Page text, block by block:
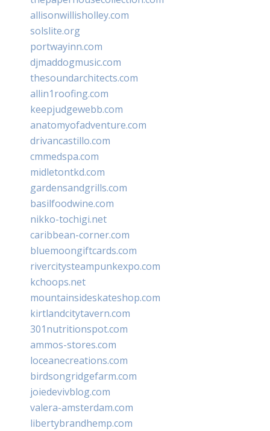
allisonwillisholley.com
solslite.org
portwayinn.com
djmaddogmusic.com
thesoundarchitects.com
allin1roofing.com
keepjudgewebb.com
anatomyofadventure.com
drivancastillo.com
cmmedspa.com
midletontkd.com
gardensandgrills.com
basilfoodwine.com
nikko-tochigi.net
caribbean-corner.com
bluemoongiftcards.com
rivercitysteampunkexpo.com
kchoops.net
mountainsideskateshop.com
kirtlandcitytavern.com
301nutritionspot.com
ammos-stores.com
loceanecreations.com
birdsongridgefarm.com
joiedevivblog.com
valera-amsterdam.com
libertybrandhemp.com